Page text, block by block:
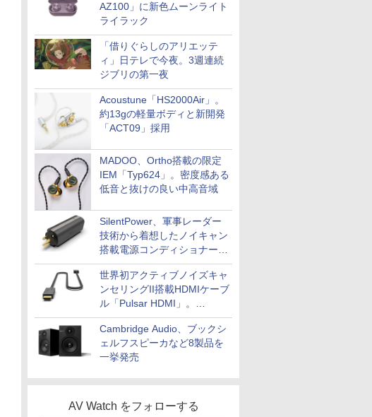
AZ100」に新色ムーンライト
ライラック
「借りぐらしのアリエッテ
ィ」日テレで今夜。3週連続
ジブリの第一夜
Acoustune「HS2000Air」。
約13gの軽量ボディと新開発
「ACT09」採用
MADOO、Ortho搭載の限定
IEM「Typ624」。密度感ある
低音と抜けの良い中高音域
SilentPower、軍事レーダー
技術から着想したノイキャン
搭載電源コンディショナー
「AC iPurifier2」
世界初アクティブノイズキャ
ンセリングII搭載HDMIケーブ
ル「Pulsar HDMI」。
SilentPowerから
Cambridge Audio、ブックシ
ェルフスピーカなど8製品を
一挙発売
AV Watch をフォローする